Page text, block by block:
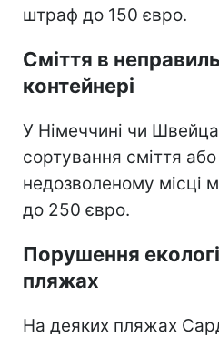
штраф до 150 євро.
Сміття в
контейнері
У Німеччині чи
сортування сміття
недозволеному місці
до 250 євро.
Порушення
пляжах
На деяких пляжах